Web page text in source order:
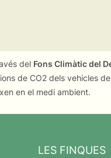
del Fons Climàtic del
de CO2 dels vehicles
en el medi ambient.
LES FINQUES